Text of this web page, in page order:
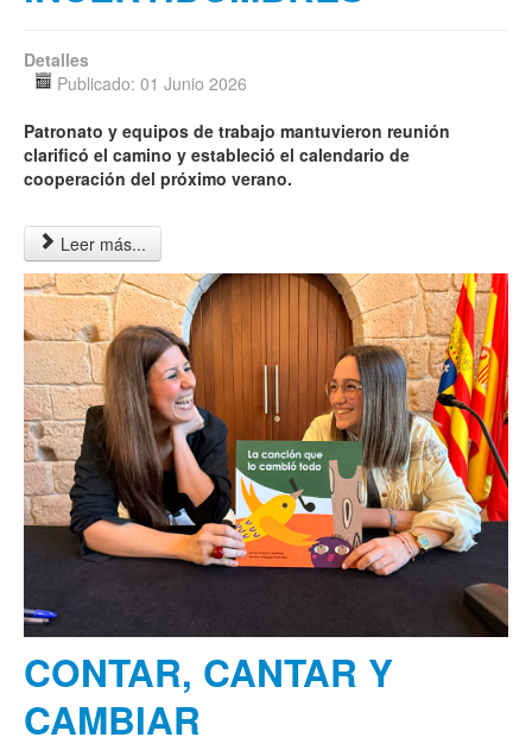
Detalles
Publicado: 01 Junio 2026
Patronato y equipos de trabajo mantuvieron reunión
clarificó el camino y estableció el calendario de
cooperación del próximo verano.
Leer más...
CONTAR, CANTAR Y
CAMBIAR